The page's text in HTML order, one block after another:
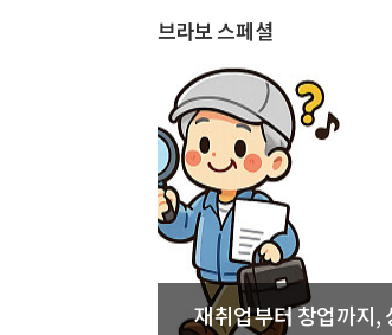
브라보 스페셜
재취업부터 창업까지,